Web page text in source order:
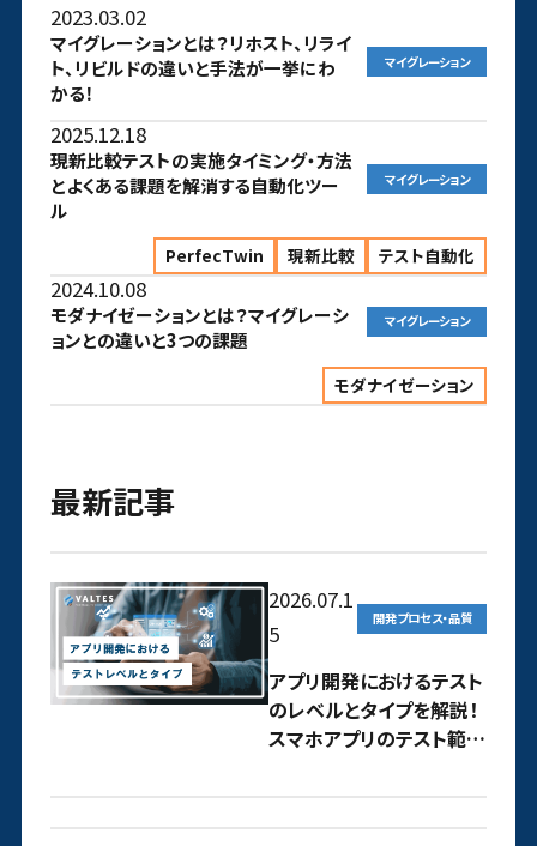
2023.03.02
マイグレーションとは？リホスト、リライ
ト、リビルドの違いと手法が一挙にわ
かる！
マイグレーション
2025.12.18
現新比較テストの実施タイミング・方法
とよくある課題を解消する自動化ツー
ル
マイグレーション
PerfecTwin 現新比較 テスト自動化
2024.10.08
モダナイゼーションとは？マイグレーシ
ョンとの違いと3つの課題
マイグレーション
モダナイゼーション
最新記事
2026.07.1
5
開発プロセス・品質
アプリ開発におけるテスト
のレベルとタイプを解説！
スマホアプリのテスト範囲